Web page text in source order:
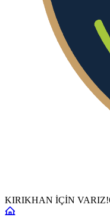
KIRIKHAN İÇİN VARIZ!